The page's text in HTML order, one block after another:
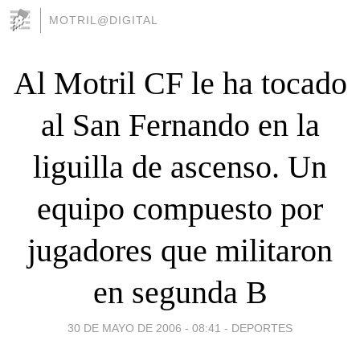
MOTRIL@DIGITAL
Al Motril CF le ha tocado
al San Fernando en la
liguilla de ascenso. Un
equipo compuesto por
jugadores que militaron
en segunda B
30 DE MAYO DE 2006 - 08:41 - DEPORTES